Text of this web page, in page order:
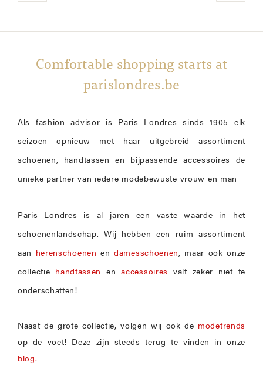
Comfortable shopping starts at
parislondres.be
Als fashion advisor is Paris Londres sinds 1905 elk
seizoen opnieuw met haar uitgebreid assortiment
schoenen, handtassen en bijpassende accessoires de
unieke partner van iedere modebewuste vrouw en man
Paris Londres is al jaren een vaste waarde in het
schoenenlandschap. Wij hebben een ruim assortiment
aan herenschoenen endamesschoenen, maar ook onze
collectie handtassen enaccessoires valt zeker niet te
onderschatten!
Naast de grote collectie, volgen wij ook de modetrends
op de voet! Deze zijn steeds terug te vinden in onze
blog.